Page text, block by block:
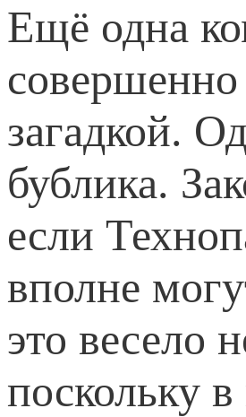
Ещё одна
совершенно
загадкой.
бублика.
если
вполне
это весело
поскольку